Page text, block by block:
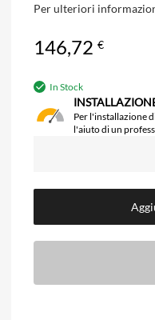
Per ulteriori
146,72 €
In Stock
Per l'installazione
l'aiuto di un